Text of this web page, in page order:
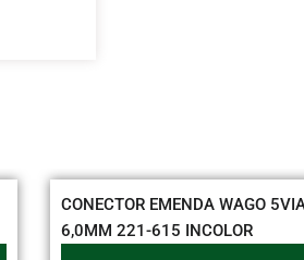
CONECTOR EMENDA WAGO 5VIAS
6,0MM 221-615 INCOLOR